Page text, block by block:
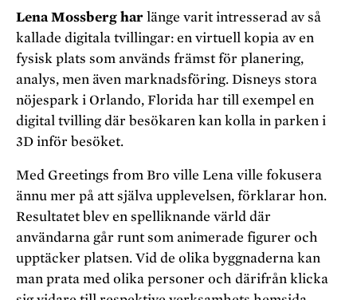
Lena Mossberg har länge varit intresserad av så
kallade digitala tvillingar: en virtuell kopia av en
fysisk plats som används främst för planering,
analys, men även marknadsföring. Disneys stora
nöjespark i Orlando, Florida har till exempel en
digital tvilling där besökaren kan kolla in parken i
3D inför besöket.
Med Greetings from Bro ville Lena ville fokusera
ännu mer på att själva upplevelsen, förklarar hon.
Resultatet blev en spelliknande värld där
användarna går runt som animerade figurer och
upptäcker platsen. Vid de olika byggnaderna kan
man prata med olika personer och därifrån klicka